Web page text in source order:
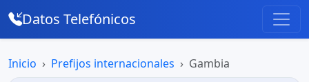
Datos Telefónicos
Inicio Prefijos internacionales Gambia